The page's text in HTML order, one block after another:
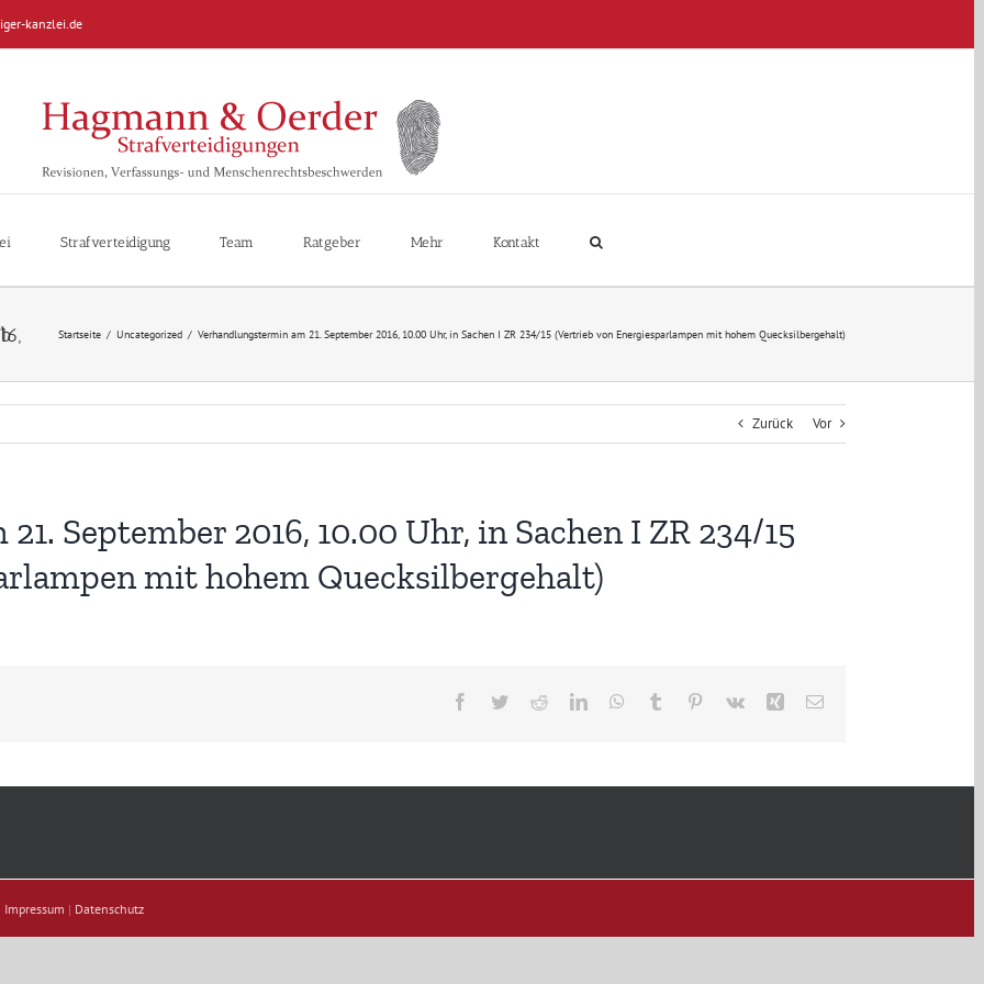
kanzlei.de
Strafverteidigung Team Ratgeber Mehr Kontakt
Startseite / Uncategorized / Verhandlungstermin am 21. September 2016, 10.00 Uhr, in Sachen I ZR 234/15 (Vertrieb von Energiesparlampen mit hohem Quecksilbergehalt)
Zurück Vor
September 2016, 10.00 Uhr, in Sachen I ZR 234/15
mit hohem Quecksilbergehalt)
Facebook
TwitterRedditLinkedInWhatsApp
Tumblr Pinterest
Vk Xing E-
Impressum | Datenschutz